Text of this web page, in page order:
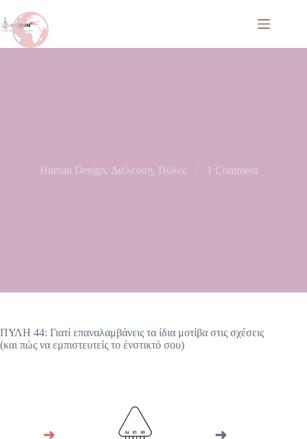
Human Design, Διέλευση, Πύλες 1 Comment
ΠΥΛΗ 44: Γιατί επαναλαμβάνεις τα ίδια μοτίβα στις σχέσεις
(και πώς να εμπιστευτείς το ένστικτό σου)